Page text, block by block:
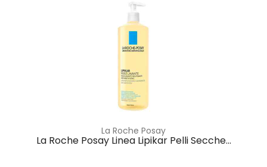
La Roche Posay
La Roche Posay Linea Lipikar Pelli Secche...